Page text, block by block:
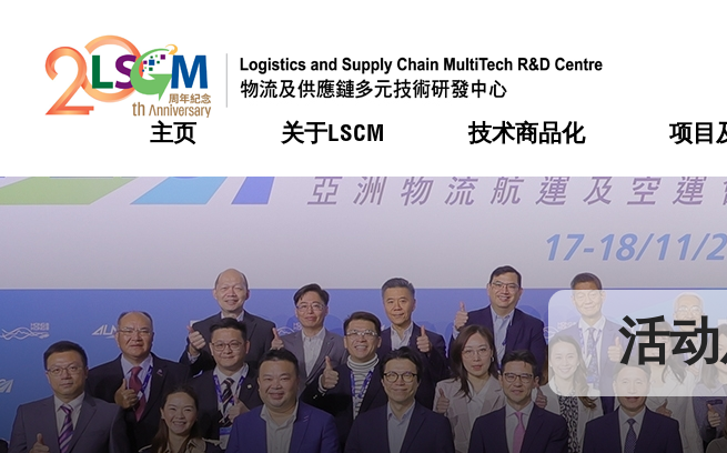
主页 关于LSCM
热门 机构简介
组织架构
组织架构
董事局
研究顾问
技术商品化
热门 服务
可获授权之技术
应用于公共服务之创新技术
重点项目
项目
热门 合作计划
资助计划
资助计划
税务优惠
申请
评审
热门 活动
奖项
新闻中心
媒体报导
新闻稿
热门 会籍及服务
会员列表
会员登入 活